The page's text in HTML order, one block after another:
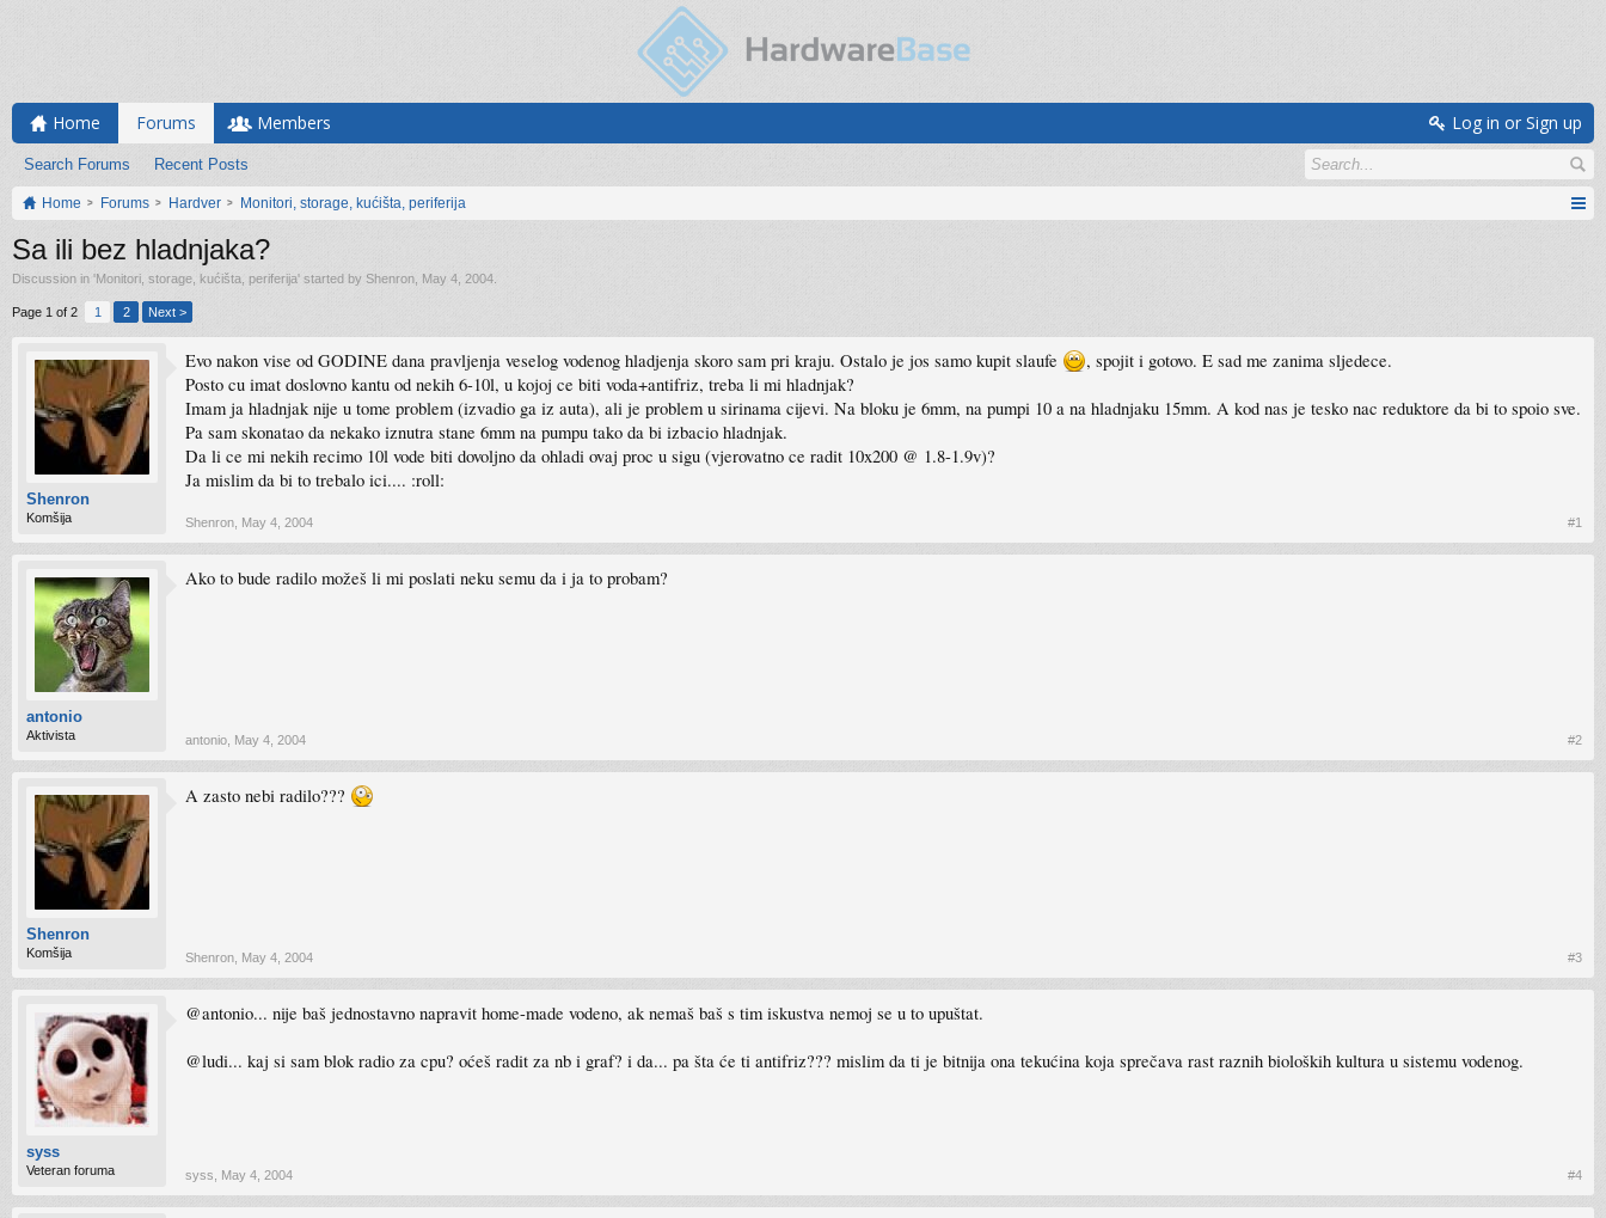
Home Forums
Search Forums Recent Posts
Members Log in or Sign up
Home Forums Hardver Monitori, storage, kućišta, periferija
Sa ili bez hladnjaka?
Discussion in 'Monitori, storage, kućišta, periferija' started by Shenron May 4, 2004
Page 1 of 2 1 2 Next >
Shenron
Komšija
Evo nakon vise od GODINE dana pravljenja veselog vodenog hladjenja skoro sam pri kraju. Ostalo je jos samo kupit slaufe
, spojit i gotovo. E sad me zanima sljedece.
Posto cu imat doslovno kantu od nekih 6-10l, u kojoj ce biti voda+antifriz, treba li mi hladnjak?
Imam ja hladnjak nije u tome problem (izvadio ga iz auta), ali je problem u sirinama cijevi. Na bloku je 6mm, na pumpi 10 a na hladnjaku 15mm. A kod nas je tesko nac reduktore da bi to spoio sve.
Pa sam skonatao da nekako iznutra stane 6mm na pumpu tako da bi izbacio hladnjak.
Da li ce mi nekih recimo 10l vode biti dovoljno da ohladi ovaj proc u sigu (vjerovatno ce radit 10x200 @ 1.8-1.9v)?
Ja mislim da bi to trebalo ici.... :roll:
Shenron May 4, 2004 #1
antonio
Aktivista
Ako to bude radilo možeš li mi poslati neku semu da i ja to probam?
antonio May 4, 2004 #2
Shenron
Komšija
A zasto nebi radilo???
Shenron May 4, 2004 #3
syss
Veteran foruma
@antonio... nije baš jednostavno napravit home-made vodeno, ak nemaš baš s tim iskustva nemoj se u to upuštat.
@ludi... kaj si sam blok radio za cpu? oćeš radit za nb i graf? i da... pa šta će ti antifriz??? mislim da ti je bitnija ona tekućina koja sprečava rast raznih bioloških kultura u sistemu vodenog.
syss May 4, 2004 #4